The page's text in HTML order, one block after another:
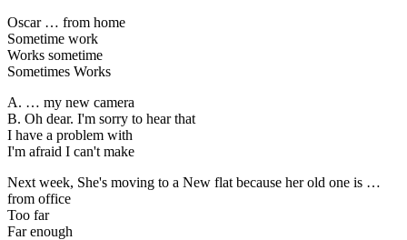
Oscar … from home
Sometime work
Works sometime
Sometimes Works
A. … my new camera
B. Oh dear. I'm sorry to hear that
I have a problem with
I'm afraid I can't make
Next week, She's moving to a New flat because her old one is …
from office
Too far
Far enough